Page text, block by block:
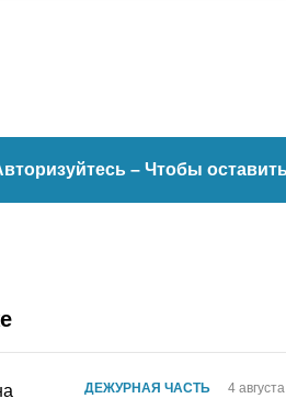
– Чтобы
ДЕЖУРНАЯ ЧАСТЬ 4